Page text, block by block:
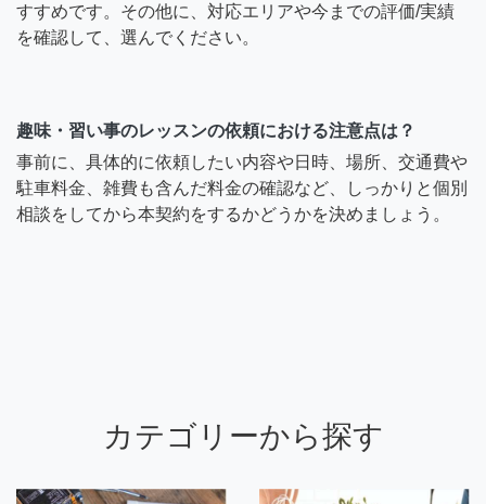
すすめです。その他に、対応エリアや今までの評価/実績
を確認して、選んでください。
趣味・習い事のレッスンの依頼における注意点は？
事前に、具体的に依頼したい内容や日時、場所、交通費や
駐車料金、雑費も含んだ料金の確認など、しっかりと個別
相談をしてから本契約をするかどうかを決めましょう。
カテゴリーから探す